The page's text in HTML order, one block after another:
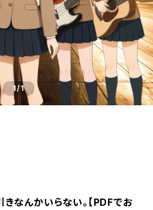
1/1
きなんかいらない。【PDFでお